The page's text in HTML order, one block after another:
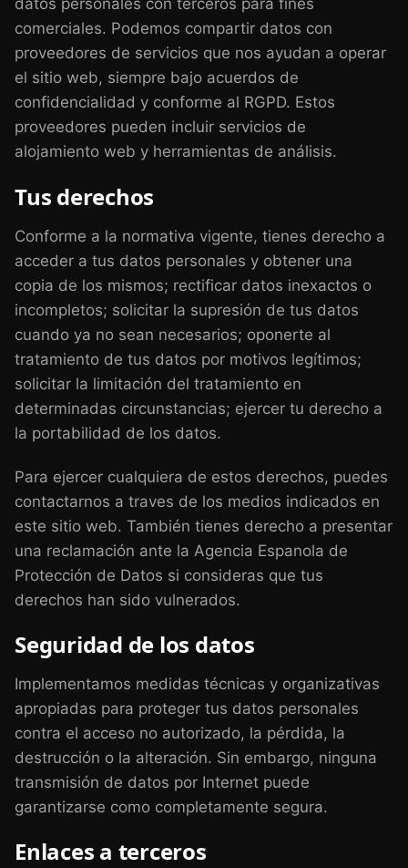
datos personales con terceros para fines
comerciales. Podemos compartir datos con
proveedores de servicios que nos ayudan a operar
el sitio web, siempre bajo acuerdos de
confidencialidad y conforme al RGPD. Estos
proveedores pueden incluir servicios de
alojamiento web y herramientas de análisis.
Tus derechos
Conforme a la normativa vigente, tienes derecho a
acceder a tus datos personales y obtener una
copia de los mismos; rectificar datos inexactos o
incompletos; solicitar la supresión de tus datos
cuando ya no sean necesarios; oponerte al
tratamiento de tus datos por motivos legítimos;
solicitar la limitación del tratamiento en
determinadas circunstancias; ejercer tu derecho a
la portabilidad de los datos.
Para ejercer cualquiera de estos derechos, puedes
contactarnos a traves de los medios indicados en
este sitio web. También tienes derecho a presentar
una reclamación ante la Agencia Espanola de
Protección de Datos si consideras que tus
derechos han sido vulnerados.
Seguridad de los datos
Implementamos medidas técnicas y organizativas
apropiadas para proteger tus datos personales
contra el acceso no autorizado, la pérdida, la
destrucción o la alteración. Sin embargo, ninguna
transmisión de datos por Internet puede
garantizarse como completamente segura.
Enlaces a terceros